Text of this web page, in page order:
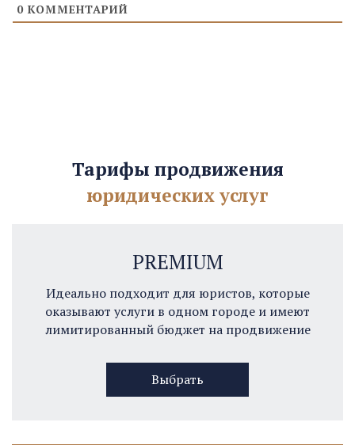
0 КОММЕНТАРИЙ
Тарифы продвижения
юридических услуг
PREMIUM
Идеально подходит для юристов, которые
оказывают услуги в одном городе и имеют
лимитированный бюджет на продвижение
Выбрать